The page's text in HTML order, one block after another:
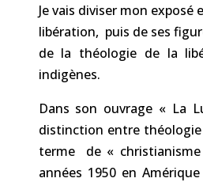
Je vais diviser mon exposé
libération, puis de ses
de la théologie de la
indigènes.
Dans son ouvrage « La
distinction entre
terme de «
années 1950 en